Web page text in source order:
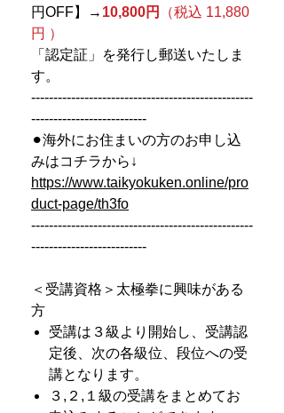
円OFF】→ 10,800円
（税込 11,880
円 ）
「認定証」を発行し郵送いたしま
す。
--------------------------------------------------
--------------------------
⚫︎海外にお住まいの方のお申し込
みはコチラから↓
https://www.taikyokuken.online/pro
duct-page/th3fo
--------------------------------------------------
--------------------------
＜受講資格＞太極拳に興味がある
方
受講は３級より開始し、受講認
定後、次の各級位、段位への受
講となります。
３,２,１級の受講をまとめてお